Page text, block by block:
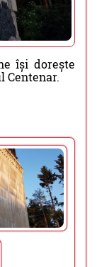
își dorește
Centenar.